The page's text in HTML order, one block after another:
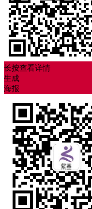
长按查看详情
生成
海报